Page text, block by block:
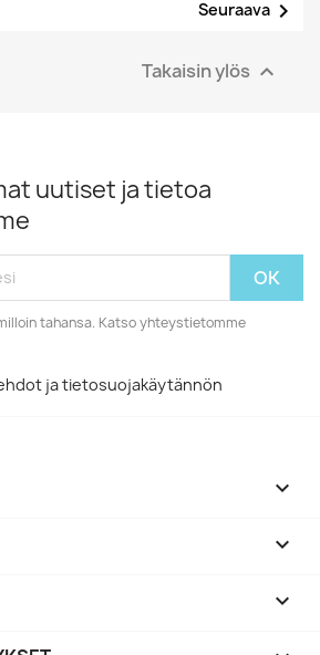
Seuraava 
Takaisin ylös 
uutiset ja tietoa
tahansa. Katso yhteystietomme
ja tietosuojakäytännön


